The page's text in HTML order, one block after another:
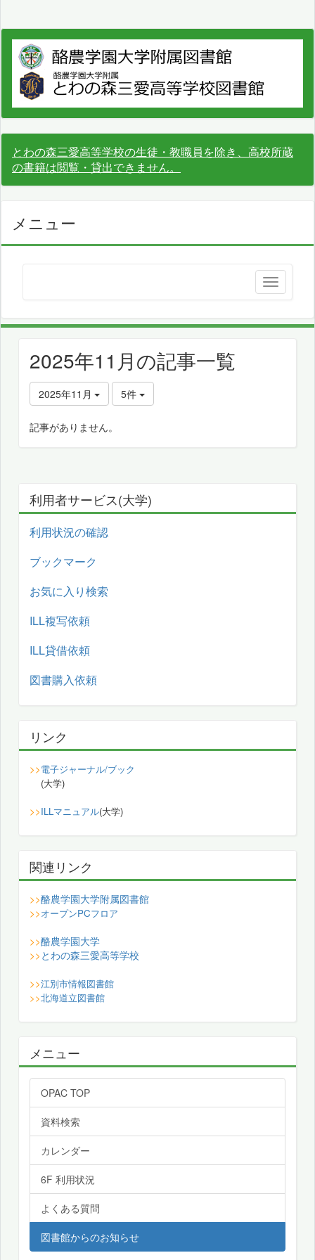
とわの森三愛高等学校の生徒・教職員を除き、高校所蔵
の書籍は閲覧・貸出できません。
メニュー
2025年11月の記事一覧
2025年11月 5件
記事がありません。
利用者サービス(大学)
利用状況の確認
ブックマーク
お気に入り検索
ILL複写依頼
ILL貸借依頼
図書購入依頼
リンク
>>電子ジャーナル/ブック
(大学)
>>ILLマニュアル(大学)
関連リンク
>>酪農学園大学附属図書館
>>オープンPCフロア
>>酪農学園大学
>> とわの森三愛高等学校
>>江別市情報図書館
>>北海道立図書館
メニュー
OPAC TOP
資料検索
カレンダー
6F 利用状況
よくある質問
図書館からのお知らせ